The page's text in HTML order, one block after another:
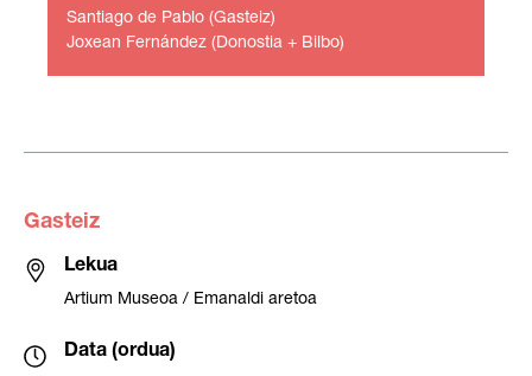
Santiago de Pablo (Gasteiz)
Joxean Fernández (Donostia + Bilbo)
Gasteiz
Lekua
Artium Museoa / Emanaldi aretoa
Data (ordua)